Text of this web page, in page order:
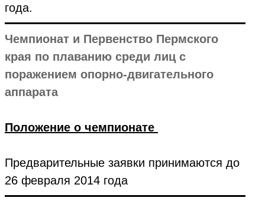
года.
Чемпионат и Первенство Пермского
края по плаванию среди лиц с
поражением опорно-двигательного
аппарата
Положение о чемпионате
Предварительные заявки принимаются до
26 февраля 2014 года